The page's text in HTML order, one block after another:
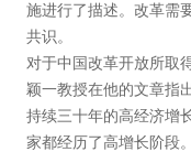
施进行了描述。改革需
共识。
对于中国改革开放所取
颖一教授在他的文章指
持续三十年的高经济增
家都经历了高增长阶段